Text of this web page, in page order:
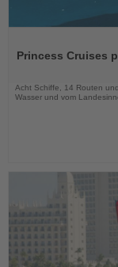
diePrincess Cruises
Acht Schiffe, 14 Routen
Wasser und vom